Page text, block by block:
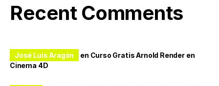
Recent Comments
José Luis Aragón en Curso Gratis Arnold Render en
Cinema 4D